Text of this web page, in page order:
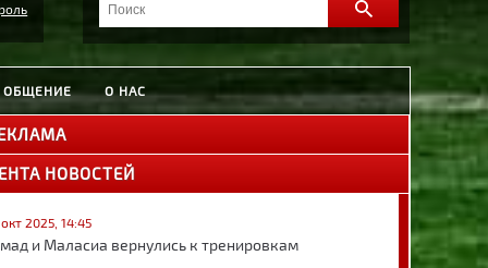
ОБЩЕНИЕ О НАС
НОВОСТЕЙ
2025, 14:45
и Маласиа вернулись к тренировкам